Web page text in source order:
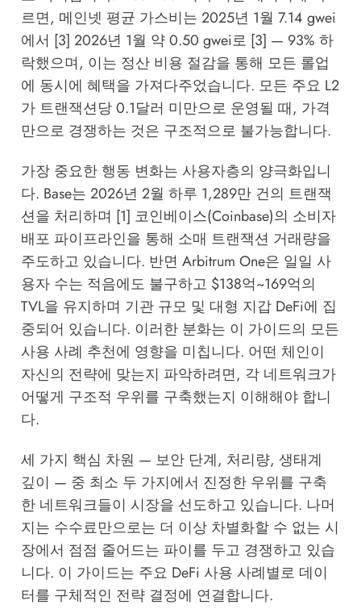
르면, 메인넷 평균 가스비는 2025년 1월 7.14 gwei
에서 [3] 2026년 1월 약 0.50 gwei로 [3] — 93% 하
락했으며, 이는 정산 비용 절감을 통해 모든 롤업
에 동시에 혜택을 가져다주었습니다. 모든 주요 L2
가 트랜잭션당 0.1달러 미만으로 운영될 때, 가격
만으로 경쟁하는 것은 구조적으로 불가능합니다.
가장 중요한 행동 변화는 사용자층의 양극화입니
다. Base는 2026년 2월 하루 1,289만 건의 트랜잭
션을 처리하며 [1] 코인베이스(Coinbase)의 소비자
배포 파이프라인을 통해 소매 트랜잭션 거래량을
주도하고 있습니다. 반면 Arbitrum One은 일일 사
용자 수는 적음에도 불구하고 $138억~169억의
TVL을 유지하며 기관 규모 및 대형 지갑 DeFi에 집
중되어 있습니다. 이러한 분화는 이 가이드의 모든
사용 사례 추천에 영향을 미칩니다. 어떤 체인이
자신의 전략에 맞는지 파악하려면, 각 네트워크가
어떻게 구조적 우위를 구축했는지 이해해야 합니
다.
세 가지 핵심 차원 — 보안 단계, 처리량, 생태계
깊이 — 중 최소 두 가지에서 진정한 우위를 구축
한 네트워크들이 시장을 선도하고 있습니다. 나머
지는 수수료만으로는 더 이상 차별화할 수 없는 시
장에서 점점 줄어드는 파이를 두고 경쟁하고 있습
니다. 이 가이드는 주요 DeFi 사용 사례별로 데이
터를 구체적인 전략 결정에 연결합니다.